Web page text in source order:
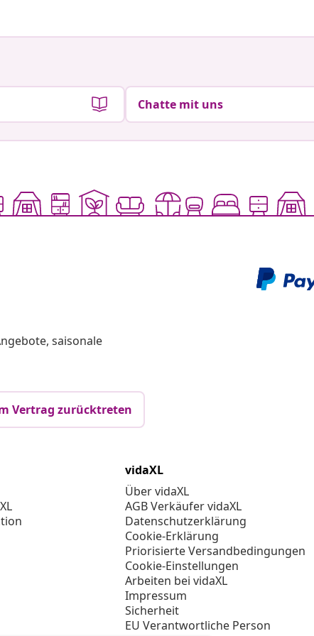
Chatte mit uns
saisonale
Vertrag zurücktreten
vidaXL
Über vidaXL
AGB Verkäufer vidaXL
Datenschutzerklärung
Cookie-Erklärung
Priorisierte Versandbedingungen
Cookie-Einstellungen
Arbeiten bei vidaXL
Impressum
Sicherheit
EU Verantwortliche Person